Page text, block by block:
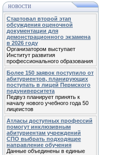
НОВОСТИ
Стартовал второй этап
обсуждения оценочной
документации для
демонстрационного экзамена
в 2026 году
Организатором выступает
Институт развития
профессионального образования
Более 150 заявок поступило от
абитуриентов, планирующих
поступать в лицей Пермского
педуниверситета
Педвуз планирует принять к
началу нового учебного года 50
лицеистов
Атласы доступных профессий
помогут инклюзивным
абитуриентам учреждений
СПО выбрать подходящее
направление обучения
Данные объединены в единые